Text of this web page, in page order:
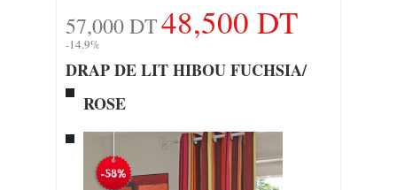
57,000 DT48,500 DT
-14.9%
DRAP DE LIT HIBOU FUCHSIA/
ROSE